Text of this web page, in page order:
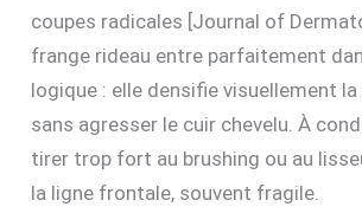
coupes radicales [Journal of
frange rideau entre parfaitement
logique : elle densifie visuellement
sans agresser le cuir chevelu. À
tirer trop fort au brushing ou au
la ligne frontale, souvent fragile.